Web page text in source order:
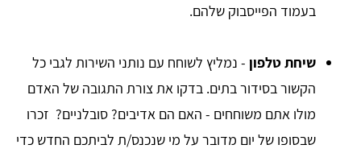
בעמוד הפייסבוק שלהם.
שיחת טלפון - נמליץ לשוחח עם נותני השירות לגבי כל
הקשור בסידור בתים. בדקו את צורת התגובה של האדם
מולו אתם משוחחים - האם הם אדיבים? סובלניים? זכרו
שבסופו של יום מדובר על מי שנכנס/ת לביתכם החדש כדי